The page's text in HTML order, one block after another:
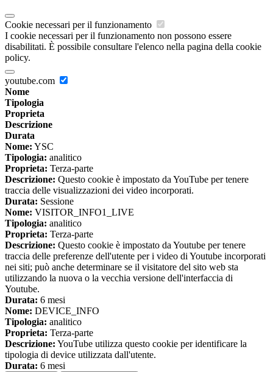
Cookie necessari per il funzionamento
I cookie necessari per il funzionamento non possono essere
disabilitati. È possibile consultare l'elenco nella pagina della cookie
policy.
youtube.com
Nome
Tipologia
Proprieta
Descrizione
Durata
Nome: YSC
Tipologia: analitico
Proprieta: Terza-parte
Descrizione: Questo cookie è impostato da YouTube per tenere
traccia delle visualizzazioni dei video incorporati.
Durata: Sessione
Nome: VISITOR_INFO1_LIVE
Tipologia: analitico
Proprieta: Terza-parte
Descrizione: Questo cookie è impostato da Youtube per tenere
traccia delle preferenze dell'utente per i video di Youtube incorporati
nei siti; può anche determinare se il visitatore del sito web sta
utilizzando la nuova o la vecchia versione dell'interfaccia di
Youtube.
Durata: 6 mesi
Nome: DEVICE_INFO
Tipologia: analitico
Proprieta: Terza-parte
Descrizione: YouTube utilizza questo cookie per identificare la
tipologia di device utilizzata dall'utente.
Durata: 6 mesi